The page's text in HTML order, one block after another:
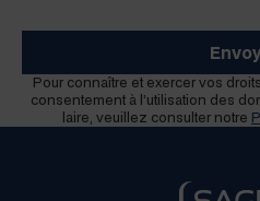
Pour con­naître et exercer vos
con­sen­te­ment à l’utilisation des
laire, veuillez con­sul­ter notre